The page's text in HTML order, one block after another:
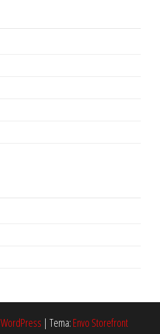
WordPress | Tema: Envo Storefront